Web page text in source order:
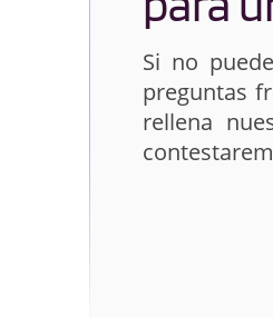
Si no
preguntas
rellena